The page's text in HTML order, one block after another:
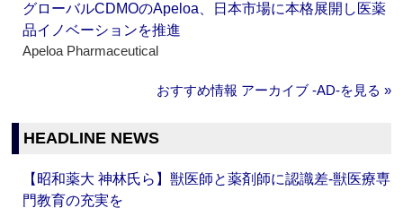
グローバルCDMOのApeloa、日本市場に本格展開し医薬
品イノベーションを推進
Apeloa Pharmaceutical
おすすめ情報 アーカイブ ‐AD‐を見る »
HEADLINE NEWS
【昭和薬大 神林氏ら】獣医師と薬剤師に認識差‐獣医療専
門教育の充実を